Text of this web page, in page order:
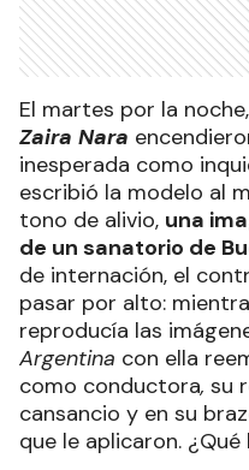
El martes por la
Zaira Nara
inesperada como
escribió la modelo al
tono de alivio, una
de un sanatorio de
de internación, el
pasar por alto:
reproducía las
Argentina con ella
como conductora, su
cansancio y en su
que le aplicaron.